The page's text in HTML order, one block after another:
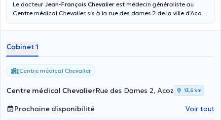
Le docteur Jean-François Chevalier est médecin généraliste au
Centre médical Chevalier sis à la rue des dames 2 de la ville d’Acoz.
sang (uniquement en matinée) ou une infiltration. Pour bénéficier de
profil Doctoranytime ou par appel téléphonique au 071634666 qui
reste le seul numéro officiel du cabinet ou il a été mis un service de
secrétariat interne avec lequel il y a un contact permanentpour
prendre vos appels durant la journée. Merci.
Cabinet 1
Centre médical Chevalier
Centre médical ChevalierRue des Dames 2, Acoz 13,5 km
Prochaine disponibilité Voir tout